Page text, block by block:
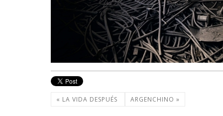
« LA VIDA DESPUÉS ARGENCHINO »